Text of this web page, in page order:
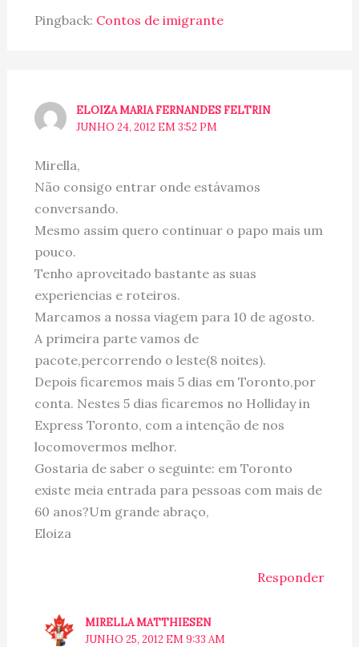
Pingback: Contos de imigrante
ELOIZA MARIA FERNANDES FELTRIN
JUNHO 24, 2012 EM 3:52 PM
Mirella,
Não consigo entrar onde estávamos
conversando.
Mesmo assim quero continuar o papo mais um
pouco.
Tenho aproveitado bastante as suas
experiencias e roteiros.
Marcamos a nossa viagem para 10 de agosto.
A primeira parte vamos de
pacote,percorrendo o leste(8 noites).
Depois ficaremos mais 5 dias em Toronto,por
conta. Nestes 5 dias ficaremos no Holliday in
Express Toronto, com a intenção de nos
locomovermos melhor.
Gostaria de saber o seguinte: em Toronto
existe meia entrada para pessoas com mais de
60 anos?Um grande abraço,
Eloiza
Responder
MIRELLA MATTHIESEN
JUNHO 25, 2012 EM 9:33 AM